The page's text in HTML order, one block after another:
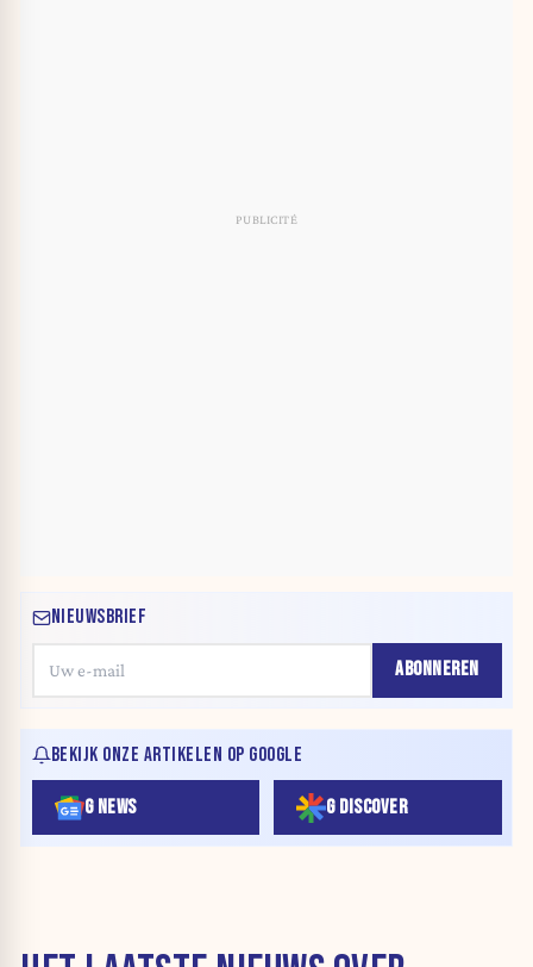
NIEUWSBRIEF
ABONNEREN
BEKIJK ONZE ARTIKELEN OP GOOGLE
G NEWS G DISCOVER